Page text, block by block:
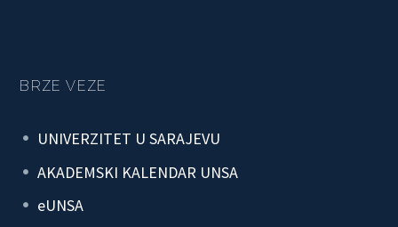
BRZE VEZE
UNIVERZITET U SARAJEVU
AKADEMSKI KALENDAR UNSA
eUNSA